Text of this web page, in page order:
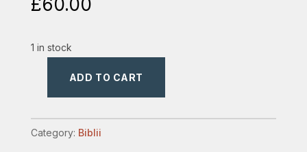
£60.00
1 in stock
piele,
handmade,
ADD TO CART
Category: Biblii